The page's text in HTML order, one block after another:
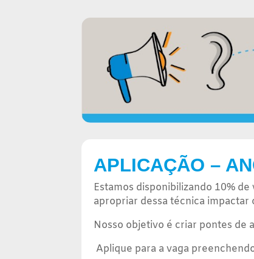
APLICAÇÃO –
Estamos disponibilizando 10%
apropriar dessa técnica impactar
Nosso objetivo é criar pontes de
Aplique para a vaga